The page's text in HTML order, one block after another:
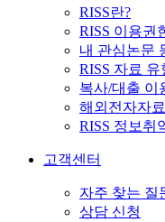
RISS란?
RISS 이용권
내 관심논문
RISS 자료
복사/대출 이
해외전자자
RISS 정보취
고객센터
자주 찾는 질
상담 신청